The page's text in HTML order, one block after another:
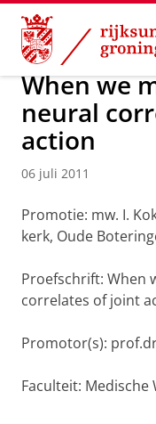
Skip
Content
Skip
Navigation
Over ons Actueel
When we
neural
action
06 juli 2011
Promotie: mw. I.
kerk, Oude
Proefschrift: When
correlates of joint
Promotor(s):
Faculteit: Medische